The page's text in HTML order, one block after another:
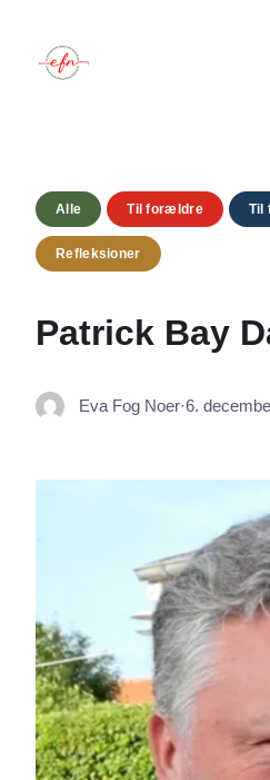
indhold
Alle Til forældre Til
Refleksioner
Patrick Bay
Eva Fog Noer·6.